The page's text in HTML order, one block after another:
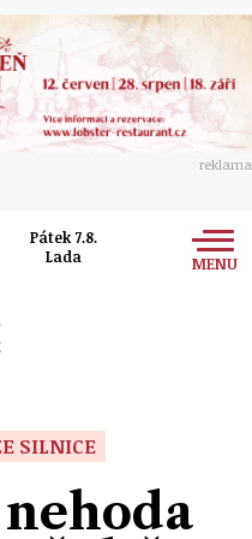
reklama
Pátek 7.8.
Lada
MENU
SILNICE